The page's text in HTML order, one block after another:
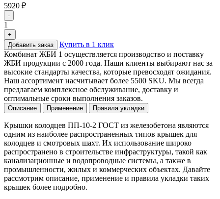
5920 ₽
-
1
+
Добавить заказ
Купить в 1 клик
Комбинат ЖБИ 1 осуществляется производство и поставку
ЖБИ продукции с 2000 года. Наши клиенты выбирают нас за
высокие стандарты качества, которые превосходят ожидания.
Наш ассортимент насчитывает более 5500 SKU. Мы всегда
предлагаем комплексное обслуживание, доставку и
оптимальные сроки выполнения заказов.
Описание Применение Правила укладки
Крышки колодцев ПП-10-2 ГОСТ из железобетона являются
одним из наиболее распространенных типов крышек для
колодцев и смотровых шахт. Их использование широко
распространено в строительстве инфраструктуры, такой как
канализационные и водопроводные системы, а также в
промышленности, жилых и коммерческих объектах. Давайте
рассмотрим описание, применение и правила укладки таких
крышек более подробно.